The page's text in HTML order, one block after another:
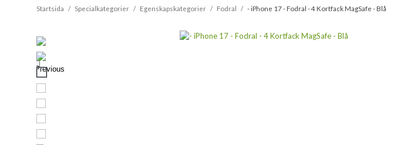
Startsida / Specialkategorier / Egenskapskategorier / Fodral / - iPhone 17 - Fodral - 4 Kortfack MagSafe - Blå
Previous